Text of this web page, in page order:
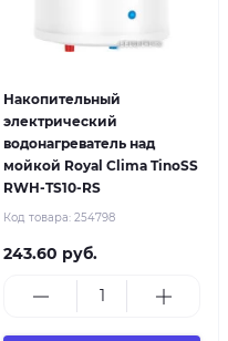
Накопительный
электрический
водонагреватель над
мойкой Royal Clima TinoSS
RWH-TS10-RS
Код товара: 254798
243.60 руб.